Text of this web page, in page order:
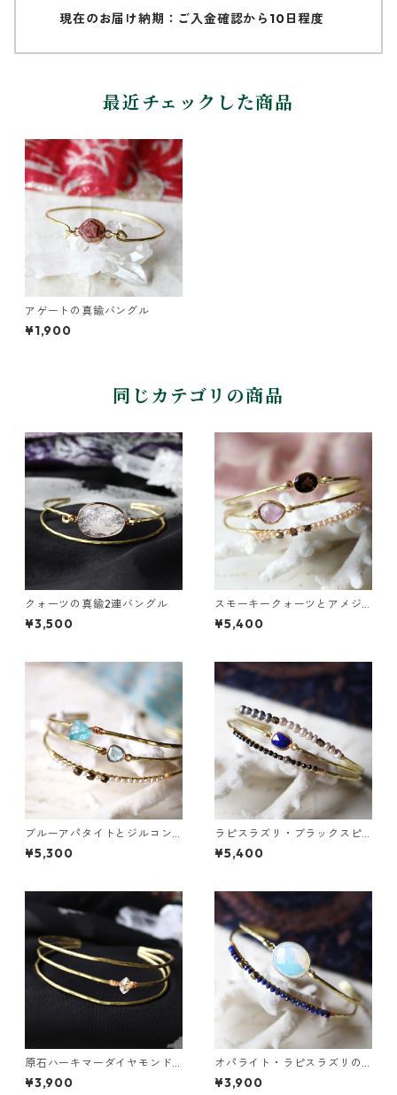
現在のお届け納期：ご入金確認から10日程度
最近チェックした商品
アゲートの真鍮バングル
¥1,900
同じカテゴリの商品
クォーツの真鍮2連バングル
¥3,500
スモーキークォーツとアメジ
ストの真鍮3連バングル
¥5,400
ブルーアパタイトとジルコン
の真鍮3連バングル
¥5,300
ラピスラズリ・ブラックスピ
ネル・パールの3連バングル
¥5,400
原石ハーキマーダイヤモンド
の真鍮3連バングル
¥3,900
オパライト・ラピスラズリの2
連バングル
¥3,900